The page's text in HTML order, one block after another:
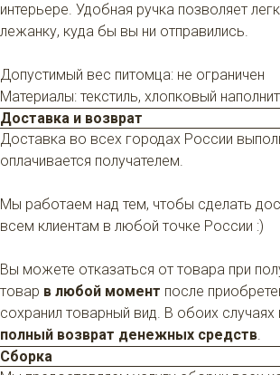
интерьере. Удобная ручка позволяет
лежанку, куда бы вы ни отправились.
Допустимый вес питомца: не ограничен
Материалы: текстиль, хлопковый
Доставка и возврат
Доставка во всех городах России
оплачивается получателем.
Мы работаем над тем, чтобы сделать
всем клиентам в любой точке России :)
Вы можете отказаться от товара при
товар в любой момент после
сохранил товарный вид. В обоих случаях
полный возврат денежных средств.
Сборка
Мебель Когтеточки
КАТАЛОГ